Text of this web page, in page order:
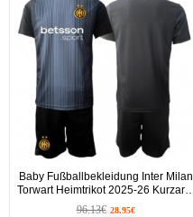
Baby Fußballbekleidung Inter Milan
Torwart Heimtrikot 2025-26 Kurzarm
(+ kurze hosen)
96.13€ 28.95€